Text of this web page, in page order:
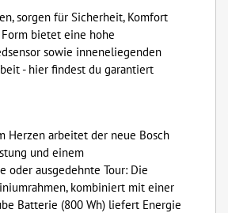
sorgen für Sicherheit, Komfort
bietet eine hohe
sowie inneneliegenden
- hier findest du garantiert
Herzen arbeitet der neue Bosch
und einem
oder ausgedehnte Tour: Die
kombiniert mit einer
Batterie (800 Wh) liefert Energie